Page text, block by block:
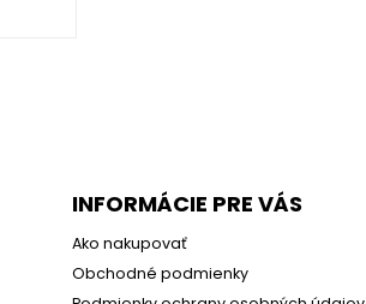
INFORMÁCIE PRE VÁS
Ako nakupovať
Obchodné podmienky